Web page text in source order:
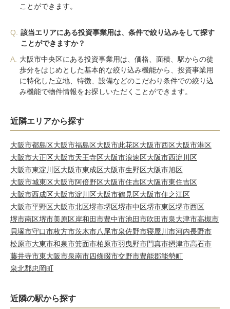
ことができます。
Q.
該当エリアにある投資事業用は、条件で絞り込みをして探す
ことができますか？
A.
大阪市中央区にある投資事業用は、価格、面積、駅からの徒
歩分をはじめとした基本的な絞り込み機能から、投資事業用
に特化した立地、特徴、設備などのこだわり条件での絞り込
み機能で物件情報をお探しいただくことができます。
近隣エリアから探す
大阪市都島区大阪市福島区大阪市此花区大阪市西区大阪市港区
大阪市大正区大阪市天王寺区大阪市浪速区大阪市西淀川区
大阪市東淀川区大阪市東成区大阪市生野区大阪市旭区
大阪市城東区大阪市阿倍野区大阪市住吉区大阪市東住吉区
大阪市西成区大阪市淀川区大阪市鶴見区大阪市住之江区
大阪市平野区大阪市北区堺市堺区堺市中区堺市東区堺市西区
堺市南区堺市美原区岸和田市豊中市池田市吹田市泉大津市高槻市
貝塚市守口市枚方市茨木市八尾市泉佐野市寝屋川市河内長野市
松原市大東市和泉市箕面市柏原市羽曳野市門真市摂津市高石市
藤井寺市東大阪市泉南市四條畷市交野市豊能郡能勢町
泉北郡忠岡町
近隣の駅から探す